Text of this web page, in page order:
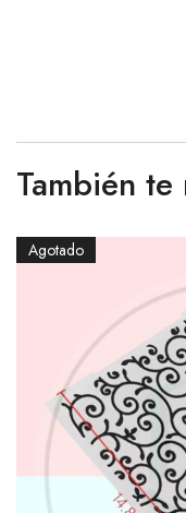
También
Agotado